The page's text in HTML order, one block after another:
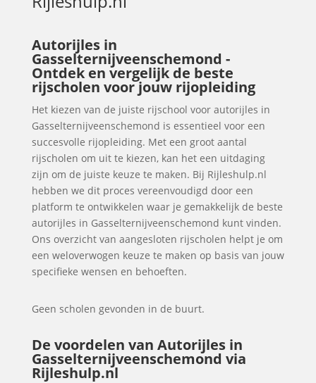
Autorijles in
Gasselternijveenschemond -
Ontdek en vergelijk de beste
rijscholen voor jouw rijopleiding
Het kiezen van de juiste rijschool voor autorijles in
Gasselternijveenschemond is essentieel voor een
succesvolle rijopleiding. Met een groot aantal
rijscholen om uit te kiezen, kan het een uitdaging
zijn om de juiste keuze te maken. Bij Rijleshulp.nl
hebben we dit proces vereenvoudigd door een
platform te ontwikkelen waar je gemakkelijk de beste
autorijles in Gasselternijveenschemond kunt vinden.
Ons overzicht van aangesloten rijscholen helpt je om
een weloverwogen keuze te maken op basis van jouw
specifieke wensen en behoeften.
Geen scholen gevonden in de buurt.
De voordelen van Autorijles in
Gasselternijveenschemond via
Rijleshulp.nl